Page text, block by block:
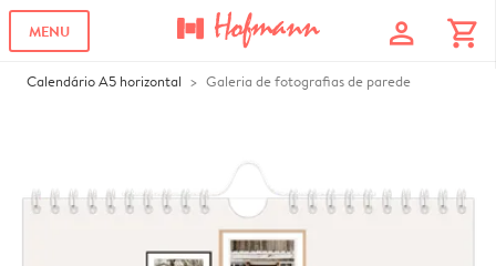
MENU profile shopping_cart
Calendário A5 horizontal Galeria de fotografias de parede